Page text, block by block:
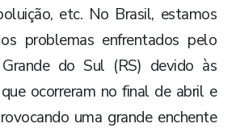
etc. No Brasil, estamos
problemas enfrentados pelo
do Sul (RS) devido às
ocorreram no final de abril e
uma grande enchente